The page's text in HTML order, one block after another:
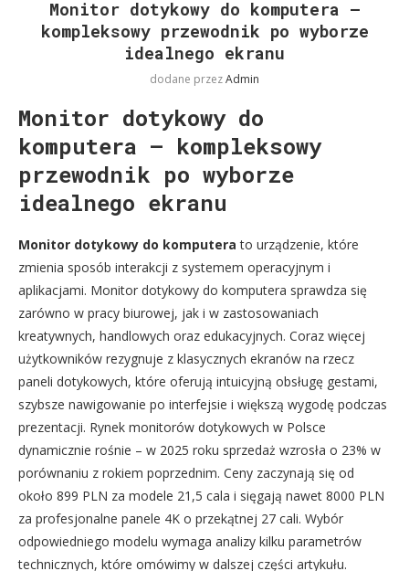
Monitor dotykowy do komputera –
kompleksowy przewodnik po wyborze
idealnego ekranu
dodane przezAdmin
Monitor dotykowy do
komputera – kompleksowy
przewodnik po wyborze
idealnego ekranu
Monitor dotykowy do komputera to urządzenie, które
zmienia sposób interakcji z systemem operacyjnym i
aplikacjami. Monitor dotykowy do komputera sprawdza się
zarówno w pracy biurowej, jak i w zastosowaniach
kreatywnych, handlowych oraz edukacyjnych. Coraz więcej
użytkowników rezygnuje z klasycznych ekranów na rzecz
paneli dotykowych, które oferują intuicyjną obsługę gestami,
szybsze nawigowanie po interfejsie i większą wygodę podczas
prezentacji. Rynek monitorów dotykowych w Polsce
dynamicznie rośnie – w 2025 roku sprzedaż wzrosła o 23% w
porównaniu z rokiem poprzednim. Ceny zaczynają się od
około 899 PLN za modele 21,5 cala i sięgają nawet 8000 PLN
za profesjonalne panele 4K o przekątnej 27 cali. Wybór
odpowiedniego modelu wymaga analizy kilku parametrów
technicznych, które omówimy w dalszej części artykułu.